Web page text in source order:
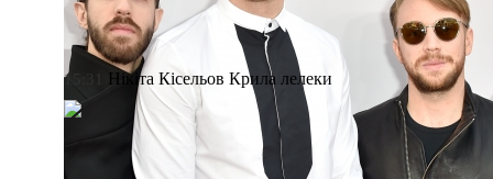
15:31 Нікіта Кісельов Крила лелеки